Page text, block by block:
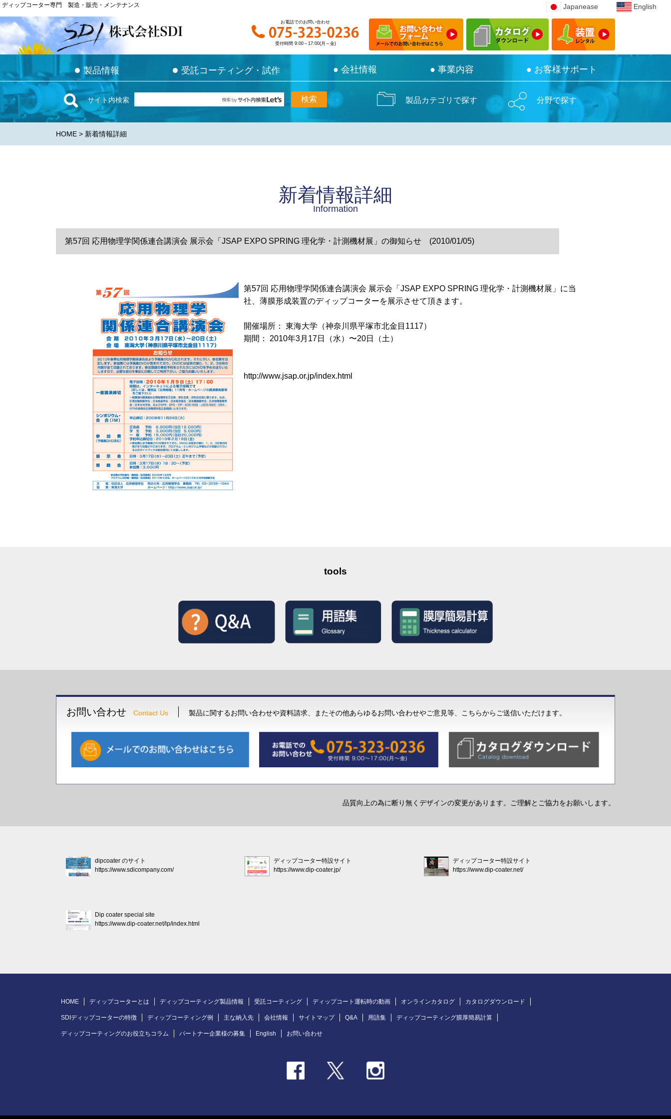
ディップコーター専門 製造・販売・メンテナンス Japanease English
お電話でのお問い合わせ
受付時間 9:00～17:00(月～金)
● 製品情報 ● 受託コーティング・試作 ● 会社情報 ● 事業内容 ● お客様サポート
ディップコーター専門 製造・販売・メンテナンス Japanease English
お電話でのお問い合わせ
受付時間 9:00～17:00(月～金)
● 製品情報 ● 受託コーティング・試作 ● 会社情報 ● 事業内容 ● お客様サポート
サイト内検索 製品カテゴリで探す 分野で探す
HOME > 新着情報詳細
新着情報詳細
Information
第57回 応用物理学関係連合講演会 展示会「JSAP EXPO SPRING 理化学・計測機材展」の御知らせ (2010/01/05)
第57回 応用物理学関係連合講演会 展示会「JSAP EXPO SPRING 理化学・計測機材展」に当
社、薄膜形成装置のディップコーターを展示させて頂きます。
開催場所： 東海大学（神奈川県平塚市北金目1117）
期間： 2010年3月17日（水）〜20日（土）
http://www.jsap.or.jp/index.html
tools
お問い合わせ Contact Us 製品に関するお問い合わせや資料請求、またその他あらゆるお問い合わせやご意見等、こちらからご送信いただけます。
品質向上の為に断り無くデザインの変更があります。ご理解とご協力をお願いします。
dipcoater のサイト
https://www.sdicompany.com/
ディップコーター特設サイト
https://www.dip-coater.jp/
ディップコーター特設サイト
https://www.dip-coater.net/
Dip coater special site
https://www.dip-coater.net/lp/index.html
HOME ディップコーターとは ディップコーティング製品情報 受託コーティング ディップコート運転時の動画 オンラインカタログ カタログダウンロード
SDIディップコーターの特徴 ディップコーティング例 主な納入先 会社情報 サイトマップ Q&A 用語集 ディップコーティング膜厚簡易計算
ディップコーティングのお役立ちコラム パートナー企業様の募集 English お問い合わせ